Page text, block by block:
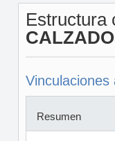
Estructura
Vinculaciones
Resumen